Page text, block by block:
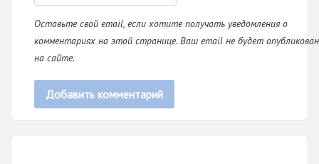
Оставьте свой email, если хотите получать уведомления о
комментариях на этой странице. Ваш email не будет опубликован
на сайте.